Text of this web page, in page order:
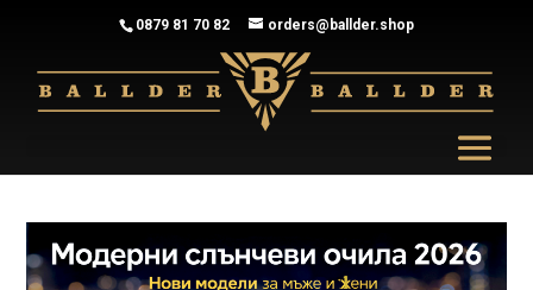
0879 81 70 82 orders@ballder.shop